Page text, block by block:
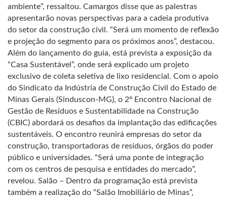
ambiente”, ressaltou. Camargos disse que as palestras
apresentarão novas perspectivas para a cadeia produtiva
do setor da construção civil. “Será um momento de reflexão
e projeção do segmento para os próximos anos”, destacou.
Além do lançamento do guia, está prevista a exposição da
“Casa Sustentável”, onde será explicado um projeto
exclusivo de coleta seletiva de lixo residencial. Com o apoio
do Sindicato da Indústria de Construção Civil do Estado de
Minas Gerais (Sinduscon-MG), o 2º Encontro Nacional de
Gestão de Resíduos e Sustentabilidade na Construção
(CBIC) abordará os desafios da implantação das edificações
sustentáveis. O encontro reunirá empresas do setor da
construção, transportadoras de resíduos, órgãos do poder
público e universidades. “Será uma ponte de integração
com os centros de pesquisa e entidades do mercado”,
revelou. Salão – Dentro da programação está prevista
também a realização do “Salão Imobiliário de Minas”,